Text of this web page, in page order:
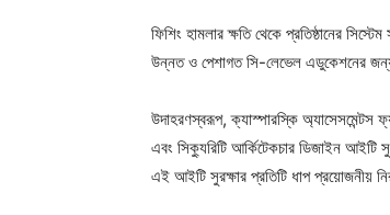
ফিশিং হামলার ক্ষতি থেকে প্রতিষ্ঠানের
উন্নত ও পেশাগত সি-লেভেল এডুকেশনের জন্য
উদাহরণস্বরূপ, ক্যাস্পারস্কি অ্যাসেসমেন্টস
এবং সিক্যুরিটি আর্কিটেকচার ডিজাইন আইটি
এই আইটি সুরক্ষার প্রতিটি ধাপ প্রয়োজনীয়